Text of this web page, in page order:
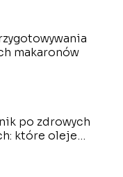
makaronów
po zdrowych
które oleje